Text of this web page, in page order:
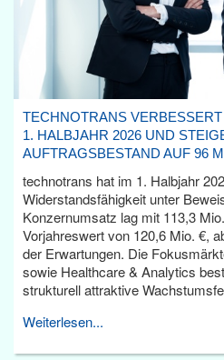
TECHNOTRANS
1. HALBJAHR 2026 UND
AUFTRAGSBESTAND AUF 96
technotrans hat im 1. Halbjahr
Widerstandsfähigkeit unter
Konzernumsatz lag mit 113,3
Vorjahreswert von 120,6 Mio. €,
der Erwartungen. Die
sowie Healthcare & Analytics
strukturell attraktive
Weiterlesen...